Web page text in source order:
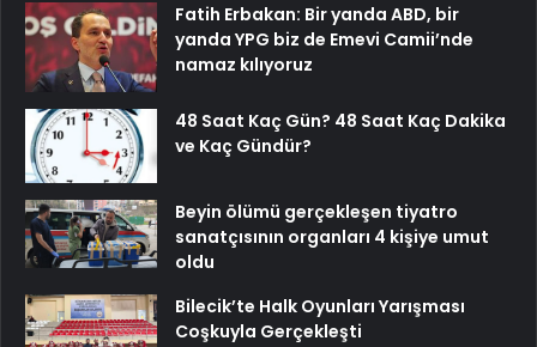
Fatih Erbakan: Bir yanda ABD, bir
yanda YPG biz de Emevi Camii’nde
namaz kılıyoruz
48 Saat Kaç Gün? 48 Saat Kaç Dakika
ve Kaç Gündür?
Beyin ölümü gerçekleşen tiyatro
sanatçısının organları 4 kişiye umut
oldu
Bilecik’te Halk Oyunları Yarışması
Coşkuyla Gerçekleşti